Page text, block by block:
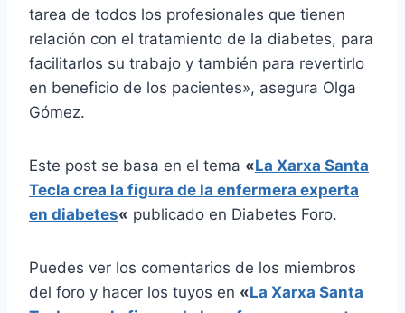
tarea de todos los profesionales que tienen
relación con el tratamiento de la diabetes, para
facilitarlos su trabajo y también para revertirlo
en beneficio de los pacientes», asegura Olga
Gómez.
Este post se basa en el tema «La Xarxa Santa
Tecla crea la figura de la enfermera experta
en diabetes« publicado en Diabetes Foro.
Puedes ver los comentarios de los miembros
del foro y hacer los tuyos en «La Xarxa Santa